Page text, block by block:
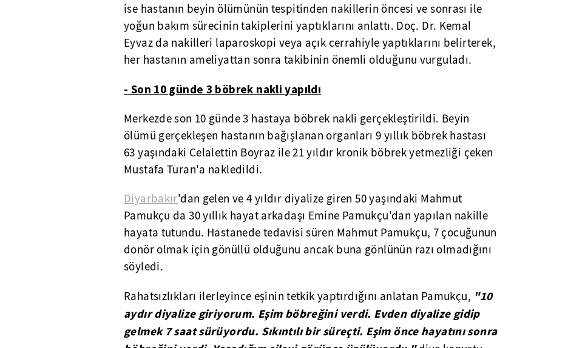
ise hastanın beyin ölümünün tespitinden nakillerin öncesi ve sonrası ile
yoğun bakım sürecinin takiplerini yaptıklarını anlattı. Doç. Dr. Kemal
Eyvaz da nakilleri laparoskopi veya açık cerrahiyle yaptıklarını belirterek,
her hastanın ameliyattan sonra takibinin önemli olduğunu vurguladı.
- Son 10 günde 3 böbrek nakli yapıldı
Merkezde son 10 günde 3 hastaya böbrek nakli gerçekleştirildi. Beyin
ölümü gerçekleşen hastanın bağışlanan organları 9 yıllık böbrek hastası
63 yaşındaki Celalettin Boyraz ile 21 yıldır kronik böbrek yetmezliği çeken
Mustafa Turan'a nakledildi.
Diyarbakır'dan gelen ve 4 yıldır diyalize giren 50 yaşındaki Mahmut
Pamukçu da 30 yıllık hayat arkadaşı Emine Pamukçu'dan yapılan nakille
hayata tutundu. Hastanede tedavisi süren Mahmut Pamukçu, 7 çocuğunun
donör olmak için gönüllü olduğunu ancak buna gönlünün razı olmadığını
söyledi.
Rahatsızlıkları ilerleyince eşinin tetkik yaptırdığını anlatan Pamukçu, "10
aydır diyalize giriyorum. Eşim böbreğini verdi. Evden diyalize gidip
gelmek 7 saat sürüyordu. Sıkıntılı bir süreçti. Eşim önce hayatını sonra